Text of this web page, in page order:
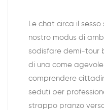
Le chat circa il
nostro modus di
sodisfare demi-tour
di una come
comprendere
seduti per
strappo pranzo